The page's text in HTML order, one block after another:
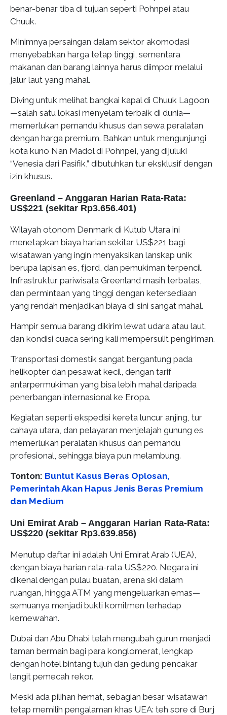
benar-benar tiba di tujuan seperti Pohnpei atau
Chuuk.
Minimnya persaingan dalam sektor akomodasi
menyebabkan harga tetap tinggi, sementara
makanan dan barang lainnya harus diimpor melalui
jalur laut yang mahal.
Diving untuk melihat bangkai kapal di Chuuk Lagoon
—salah satu lokasi menyelam terbaik di dunia—
memerlukan pemandu khusus dan sewa peralatan
dengan harga premium. Bahkan untuk mengunjungi
kota kuno Nan Madol di Pohnpei, yang dijuluki
“Venesia dari Pasifik,” dibutuhkan tur eksklusif dengan
izin khusus.
Greenland – Anggaran Harian Rata-Rata:
US$221 (sekitar Rp3.656.401)
Wilayah otonom Denmark di Kutub Utara ini
menetapkan biaya harian sekitar US$221 bagi
wisatawan yang ingin menyaksikan lanskap unik
berupa lapisan es, fjord, dan pemukiman terpencil.
Infrastruktur pariwisata Greenland masih terbatas,
dan permintaan yang tinggi dengan ketersediaan
yang rendah menjadikan biaya di sini sangat mahal.
Hampir semua barang dikirim lewat udara atau laut,
dan kondisi cuaca sering kali mempersulit pengiriman.
Transportasi domestik sangat bergantung pada
helikopter dan pesawat kecil, dengan tarif
antarpermukiman yang bisa lebih mahal daripada
penerbangan internasional ke Eropa.
Kegiatan seperti ekspedisi kereta luncur anjing, tur
cahaya utara, dan pelayaran menjelajah gunung es
memerlukan peralatan khusus dan pemandu
profesional, sehingga biaya pun melambung.
Tonton: Buntut Kasus Beras Oplosan,
Pemerintah Akan Hapus Jenis Beras Premium
dan Medium
Uni Emirat Arab – Anggaran Harian Rata-Rata:
US$220 (sekitar Rp3.639.856)
Menutup daftar ini adalah Uni Emirat Arab (UEA),
dengan biaya harian rata-rata US$220. Negara ini
dikenal dengan pulau buatan, arena ski dalam
ruangan, hingga ATM yang mengeluarkan emas—
semuanya menjadi bukti komitmen terhadap
kemewahan.
Dubai dan Abu Dhabi telah mengubah gurun menjadi
taman bermain bagi para konglomerat, lengkap
dengan hotel bintang tujuh dan gedung pencakar
langit pemecah rekor.
Meski ada pilihan hemat, sebagian besar wisatawan
tetap memilih pengalaman khas UEA: teh sore di Burj